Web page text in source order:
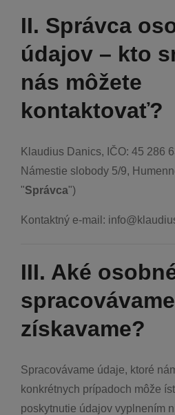
II. Správca
údajov – kto
nás môžete
kontaktovať?
Klaudius Danics, IČO: 45 286
Námestie slobody 5/9,
"Správca")
Kontaktný e-mail:
III. Aké
získavame?
Spracovávame údaje, ktoré
konkrétnych prípadoch môže
poskytnutie údajov vyplnením